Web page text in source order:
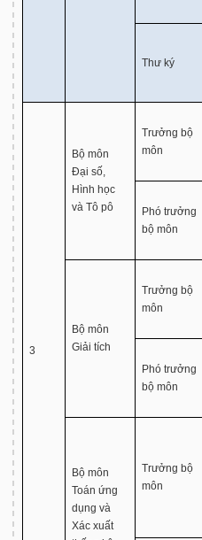
Thư ký
3
Bộ môn
Đại số,
Hình học
và Tô pô
Trưởng bộ
môn
Phó trưởng
bộ môn
Bộ môn
Giải tích
Trưởng bộ
môn
Phó trưởng
bộ môn
Bộ môn
Toán ứng
dụng và
Xác xuất
Trưởng bộ
môn